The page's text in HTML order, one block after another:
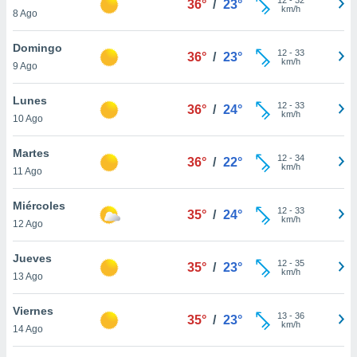
más
nuestra
y
de
disponible
cookies
aceptar
8 Ago
36° / 23°
km/h
Domingo
9 Ago
36° / 23° 12- 33
km/h
Lunes
10 Ago
36° / 24° 12- 33
km/h
Martes
11 Ago
36° / 22° 12- 34
km/h
Miércoles
12 Ago
35° / 24° 12- 33
km/h
Jueves
13 Ago
35° / 23° 12- 35
km/h
Viernes
14 Ago
35° / 23° 13- 36
km/h